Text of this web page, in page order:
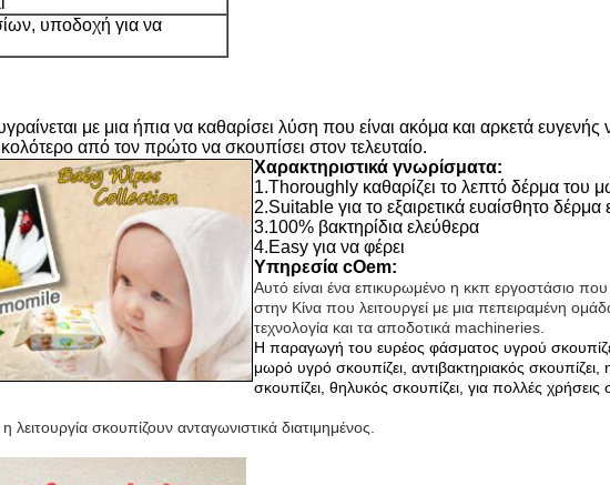
υποδοχή για να
με μια ήπια να καθαρίσει λύση που είναι ακόμα και αρκετά ευγενής
από τον πρώτο να σκουπίσει στον τελευταίο.
Χαρακτηριστικά γνωρίσματα:
1.Thoroughly καθαρίζει το λεπτό δέρμα του
2.Suitable για το εξαιρετικά ευαίσθητο δέρμα
3.100% βακτηρίδια ελεύθερα
4.Easy για να φέρει
Υπηρεσία cOem:
Αυτό είναι ένα επικυρωμένο η κκπ εργοστάσιο
στην Κίνα που λειτουργεί με μια πεπειραμένη
τεχνολογία και τα αποδοτικά machineries.
Η παραγωγή του ευρέος φάσματος υγρού
μωρό υγρό σκουπίζει, αντιβακτηριακός
σκουπίζει, θηλυκός σκουπίζει, για πολλές χρήσεις
σκουπίζουν ανταγωνιστικά διατιμημένος.